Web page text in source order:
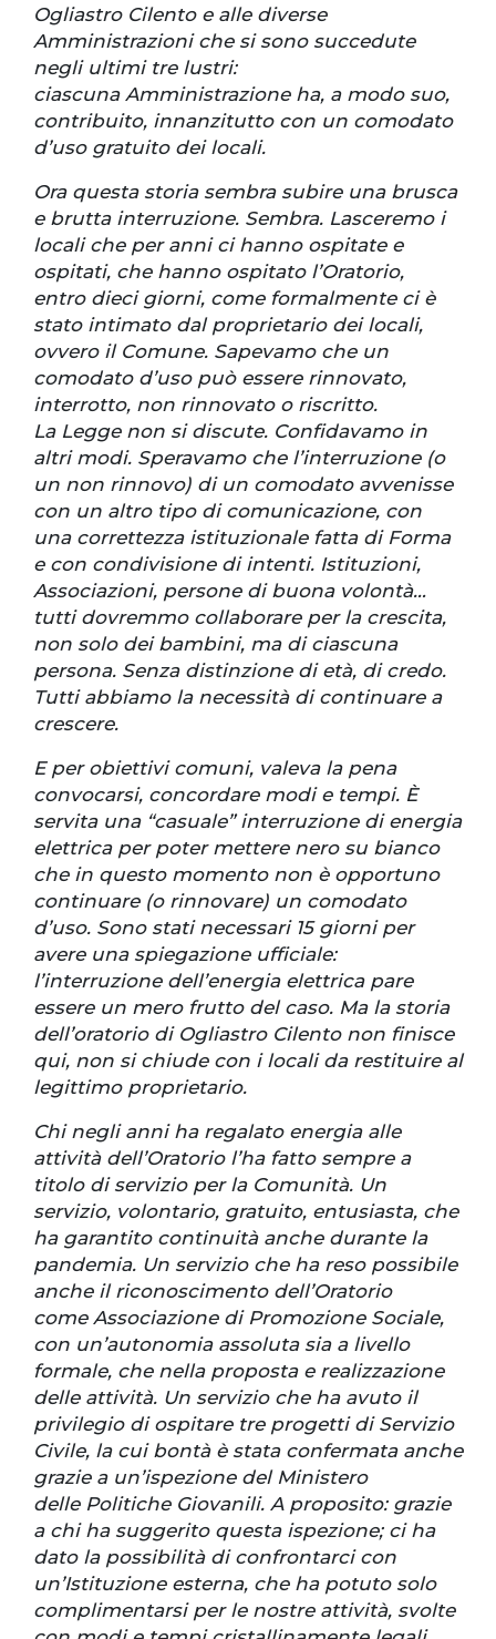
Ogliastro Cilento e alle diverse
Amministrazioni che si sono succedute
negli ultimi tre lustri:
ciascuna Amministrazione ha, a modo suo,
contribuito, innanzitutto con un comodato
d’uso gratuito dei locali.
Ora questa storia sembra subire una brusca
e brutta interruzione. Sembra. Lasceremo i
locali che per anni ci hanno ospitate e
ospitati, che hanno ospitato l’Oratorio,
entro dieci giorni, come formalmente ci è
stato intimato dal proprietario dei locali,
ovvero il Comune. Sapevamo che un
comodato d’uso può essere rinnovato,
interrotto, non rinnovato o riscritto.
La Legge non si discute. Confidavamo in
altri modi. Speravamo che l’interruzione (o
un non rinnovo) di un comodato avvenisse
con un altro tipo di comunicazione, con
una correttezza istituzionale fatta di Forma
e con condivisione di intenti. Istituzioni,
Associazioni, persone di buona volontà…
tutti dovremmo collaborare per la crescita,
non solo dei bambini, ma di ciascuna
persona. Senza distinzione di età, di credo.
Tutti abbiamo la necessità di continuare a
crescere.
E per obiettivi comuni, valeva la pena
convocarsi, concordare modi e tempi. È
servita una “casuale” interruzione di energia
elettrica per poter mettere nero su bianco
che in questo momento non è opportuno
continuare (o rinnovare) un comodato
d’uso. Sono stati necessari 15 giorni per
avere una spiegazione ufficiale:
l’interruzione dell’energia elettrica pare
essere un mero frutto del caso. Ma la storia
dell’oratorio di Ogliastro Cilento non finisce
qui, non si chiude con i locali da restituire al
legittimo proprietario.
Chi negli anni ha regalato energia alle
attività dell’Oratorio l’ha fatto sempre a
titolo di servizio per la Comunità. Un
servizio, volontario, gratuito, entusiasta, che
ha garantito continuità anche durante la
pandemia. Un servizio che ha reso possibile
anche il riconoscimento dell’Oratorio
come Associazione di Promozione Sociale,
con un’autonomia assoluta sia a livello
formale, che nella proposta e realizzazione
delle attività. Un servizio che ha avuto il
privilegio di ospitare tre progetti di Servizio
Civile, la cui bontà è stata confermata anche
grazie a un’ispezione del Ministero
delle Politiche Giovanili. A proposito: grazie
a chi ha suggerito questa ispezione; ci ha
dato la possibilità di confrontarci con
un’Istituzione esterna, che ha potuto solo
complimentarsi per le nostre attività, svolte